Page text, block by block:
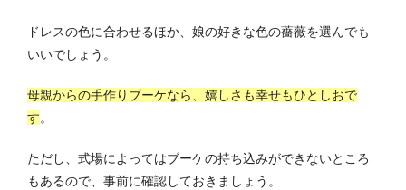
ドレスの色に合わせるほか、娘の好きな色の薔薇を選んでも
いいでしょう。
母親からの手作りブーケなら、嬉しさも幸せもひとしおで
す。
ただし、式場によってはブーケの持ち込みができないところ
もあるので、事前に確認しておきましょう。